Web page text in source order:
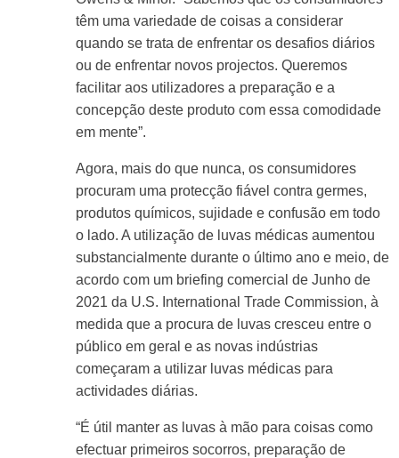
têm uma variedade de coisas a considerar
quando se trata de enfrentar os desafios diários
ou de enfrentar novos projectos. Queremos
facilitar aos utilizadores a preparação e a
concepção deste produto com essa comodidade
em mente”.
Agora, mais do que nunca, os consumidores
procuram uma protecção fiável contra germes,
produtos químicos, sujidade e confusão em todo
o lado. A utilização de luvas médicas aumentou
substancialmente durante o último ano e meio, de
acordo com um briefing comercial de Junho de
2021 da U.S. International Trade Commission, à
medida que a procura de luvas cresceu entre o
público em geral e as novas indústrias
começaram a utilizar luvas médicas para
actividades diárias.
“É útil manter as luvas à mão para coisas como
efectuar primeiros socorros, preparação de